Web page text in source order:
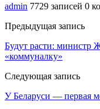
admin 7729 записей 0
Предыдущая запись
Будут расти: министр
«коммуналку»
Следующая запись
У Беларуси — первая